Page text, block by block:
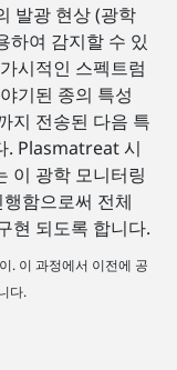
발광 현상 (광학
하여 감지할 수 있
시적인 스펙트럼
기된 종의 특성
지 전송된 다음 특
. Plasmatreat 시
이 광학 모니터링
함으로써 전체
현 되도록 합니다.
. 이 과정에서 이전에 공
다.